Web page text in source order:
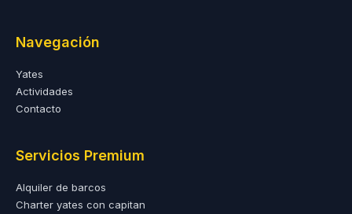
Navegación
Yates
Actividades
Contacto
Servicios Premium
Alquiler de barcos
Charter yates con capitan